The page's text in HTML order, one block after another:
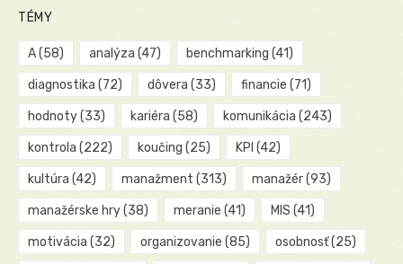
TÉMY
A(58) analýza (47) benchmarking (41)
diagnostika (72) dôvera (33) financie (71)
hodnoty(33) kariéra (58) komunikácia (243)
kontrola (222) koučing (25) KPI (42)
kultúra (42) manažment (313) manažér(93)
manažérske hry(38) meranie (41) MIS (41)
motivácia (32) organizovanie (85) osobnosť(25)